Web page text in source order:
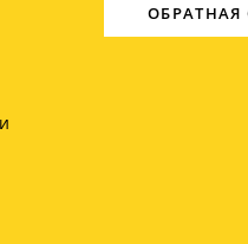
ОБРАТНАЯ